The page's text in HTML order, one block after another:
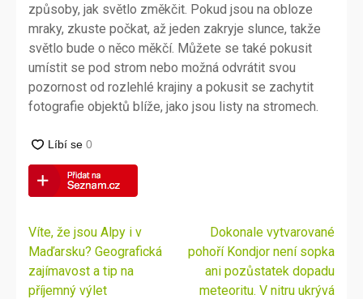
způsoby, jak světlo změkčit. Pokud jsou na obloze
mraky, zkuste počkat, až jeden zakryje slunce, takže
světlo bude o něco měkčí. Můžete se také pokusit
umístit se pod strom nebo možná odvrátit svou
pozornost od rozlehlé krajiny a pokusit se zachytit
fotografie objektů blíže, jako jsou listy na stromech.
Navigace
pro
příspěvek
Víte, že jsou Alpy i v
Maďarsku? Geografická
zajímavost a tip na
příjemný výlet
Dokonale vytvarované
pohoří Kondjor není sopka
ani pozůstatek dopadu
meteoritu. V nitru ukrývá